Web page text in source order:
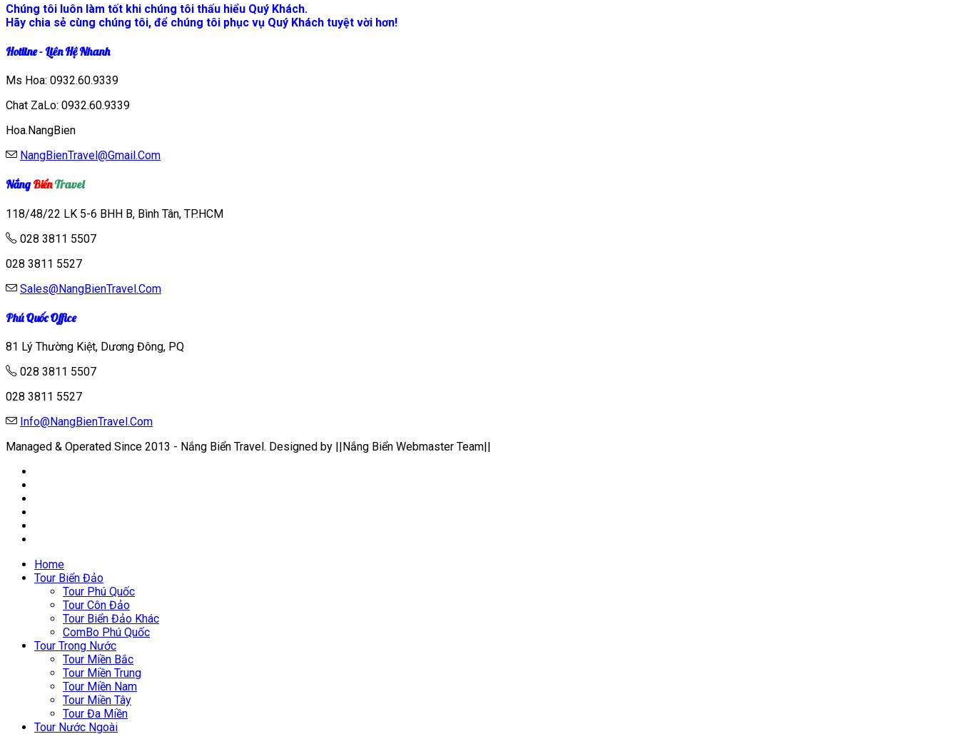
Chúng tôi luôn làm tốt khi chúng tôi thấu hiểu Quý Khách.
Hãy chia sẻ cùng chúng tôi, để chúng tôi phục vụ Quý Khách tuyệt vời hơn!
Hotline - Liên Hệ Nhanh
Ms Hoa: 0932.60.9339
Chat ZaLo: 0932.60.9339
Hoa.NangBien
NangBienTravel@Gmail.Com
NắngBiểnTravel
118/48/22 LK 5-6 BHH B, Bình Tân, TP.HCM
028 3811 5507
028 3811 5527
Sales@NangBienTravel.Com
Phú Quốc Office
81 Lý Thường Kiệt, Dương Đông, PQ
028 3811 5507
028 3811 5527
Info@NangBienTravel.Com
Managed & Operated Since 2013 - Nắng Biển Travel. Designed by ||Nắng Biển Webmaster Team||
Home
Tour Biển Đảo
Tour Phú Quốc
Tour Côn Đảo
Tour Biển Đảo Khác
ComBo Phú Quốc
Tour Trong Nước
Tour Miền Bắc
Tour Miền Trung
Tour Miền Nam
Tour Miền Tây
Tour Đa Miền
Tour Nước Ngoài